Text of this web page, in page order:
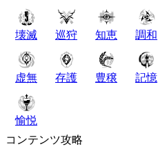
壊滅 巡狩 知恵 調和
虚無 存護 豊穣 記憶
愉悦
コンテンツ攻略